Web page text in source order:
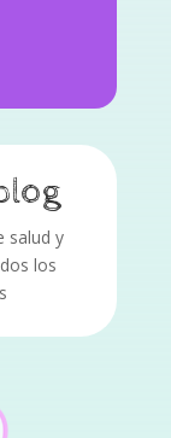
salud y
los